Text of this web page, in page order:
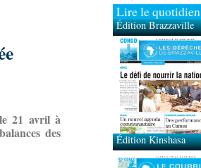
21 avril à
des
Lire le quotidien
Édition Brazzaville
Édition Kinshasa